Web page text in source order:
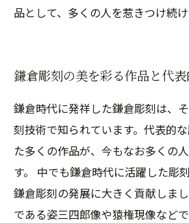
品として、多くの人を惹きつけ続け
鎌倉彫刻の美を彩る作品と代
鎌倉時代に発祥した鎌倉彫刻は、
刻技術で知られています。代表的
た多くの作品が、今もなお多くの
す。 中でも鎌倉時代に活躍した彫
鎌倉彫刻の発展に大きく貢献しま
である姿三四郎像や猿権現像など